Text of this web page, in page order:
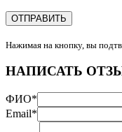
ОТПРАВИТЬ
Нажимая на кнопку, вы
НАПИСАТЬ
ФИО*
Email*